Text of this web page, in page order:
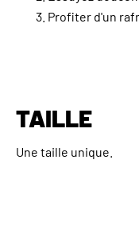
Profiter d'un
TAILLE
Une taille unique.